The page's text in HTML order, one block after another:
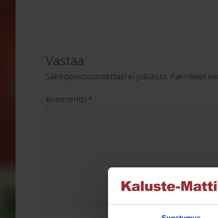
Vastaa
Sähköpostiosoitettasi ei julkaista. Pakolliset
Kommentti *